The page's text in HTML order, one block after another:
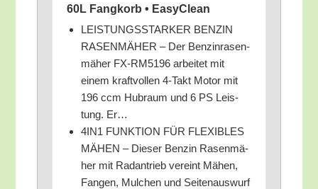
60L Fang­korb • EasyClean
LEISTUNGSSTARKER BENZIN
RASENMÄHER – Der Ben­zin­ra­sen­
mä­her FX-RM5196 arbei­tet mit
einem kraft­vol­len 4‑Takt Motor mit
196 ccm Hub­raum und 6 PS Leis­
tung. Er…
4IN1 FUNKTION FÜR FLEXIBLES
MÄHEN – Die­ser Ben­zin Rasen­mä­
her mit Rad­an­trieb ver­eint Mähen,
Fan­gen, Mul­chen und Sei­ten­aus­wurf